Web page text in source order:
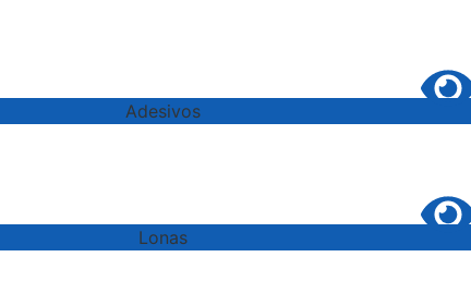
Adesivos
Lonas